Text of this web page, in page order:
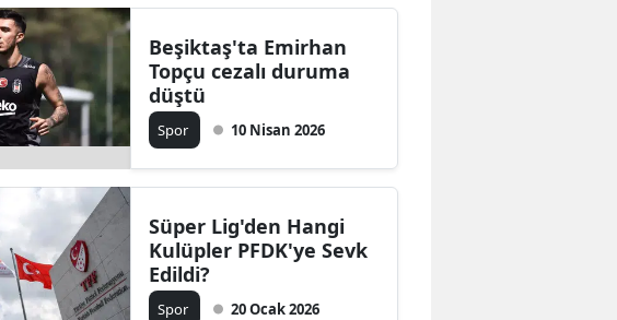
Beşiktaş'ta Emirhan
Topçu cezalı duruma
düştü
Spor 10 Nisan 2026
Süper Lig'den Hangi
Kulüpler PFDK'ye Sevk
Edildi?
Spor 20 Ocak 2026